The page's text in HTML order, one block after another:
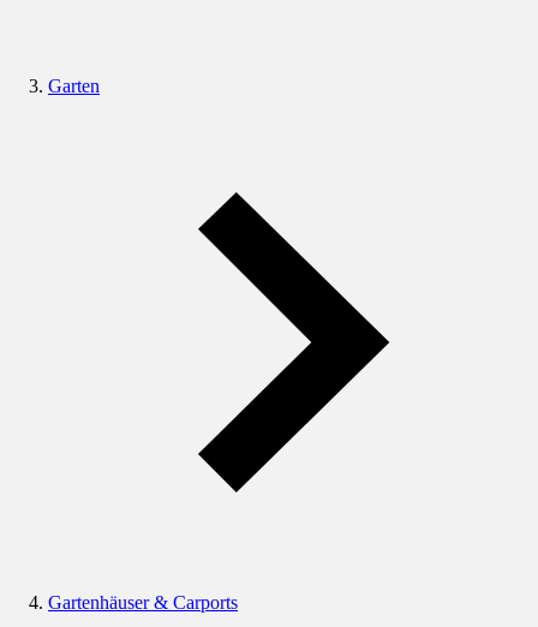
Garten
Gartenhäuser & Carports